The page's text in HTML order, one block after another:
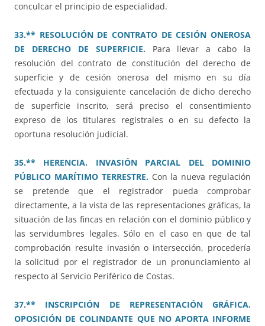
conculcar el principio de especialidad.
33.** RESOLUCIÓN DE CONTRATO DE CESIÓN ONEROSA
DE DERECHO DE SUPERFICIE.
Para llevar a cabo la
resolución del contrato de constitución del derecho de
superficie y de cesión onerosa del mismo en su día
efectuada y la consiguiente cancelación de dicho derecho
de superficie inscrito, será preciso el consentimiento
expreso de los titulares registrales o en su defecto la
oportuna resolución judicial.
35.** HERENCIA. INVASIÓN PARCIAL DEL DOMINIO
PÚBLICO MARÍTIMO TERRESTRE. Con la nueva regulación
se pretende que el registrador pueda comprobar
directamente, a la vista de las representaciones gráficas, la
situación de las fincas en relación con el dominio público y
las servidumbres legales. Sólo en el caso en que de tal
comprobación resulte invasión o intersección, procedería
la solicitud por el registrador de un pronunciamiento al
respecto al Servicio Periférico de Costas.
37.** INSCRIPCIÓN DE REPRESENTACIÓN GRÁFICA.
OPOSICIÓN DE COLINDANTE QUE NO APORTA INFORME